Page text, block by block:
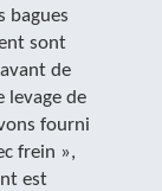
bagues
sont
de
levage de
fourni
frein »,
est